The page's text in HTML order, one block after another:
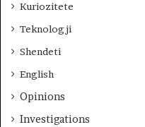
Kuriozitete
Teknologji
Shendeti
English
Opinions
Investigations